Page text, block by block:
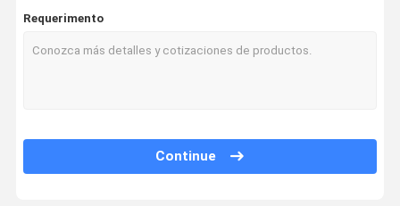
Serviços pesados de estantes de paletes
Sistema móvel de estantes
Requerimento
Continue